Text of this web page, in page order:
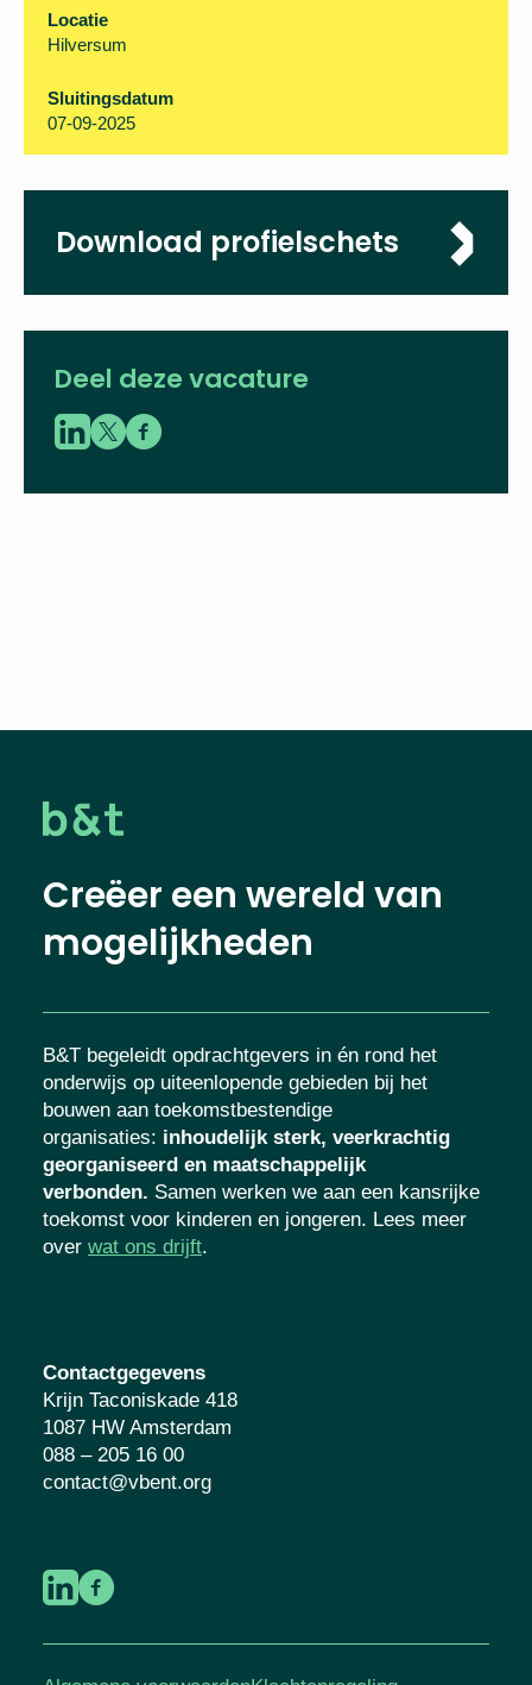
Locatie
Hilversum
Sluitingsdatum
07-09-2025
Download profielschets
Deel deze vacature
Creëer een wereld van
mogelijkheden
B&T begeleidt opdrachtgevers in én rond het
onderwijs op uiteenlopende gebieden bij het
bouwen aan toekomstbestendige
organisaties: inhoudelijk sterk, veerkrachtig
georganiseerd en maatschappelijk
verbonden. Samen werken we aan een kansrijke
toekomst voor kinderen en jongeren. Lees meer
over wat ons drijft.
Contactgegevens
Krijn Taconiskade 418
1087 HW Amsterdam
088 – 205 16 00
contact@vbent.org